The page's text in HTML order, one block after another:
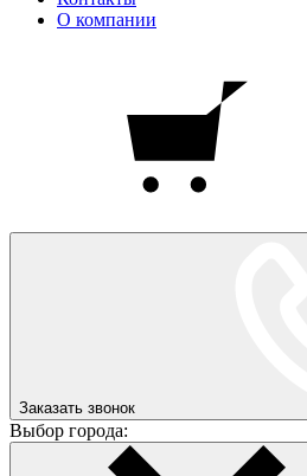
О компании
Заказать звонок
Выбор города: